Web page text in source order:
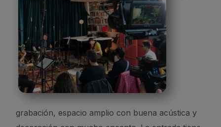
grabación, espacio amplio con buena acústica y